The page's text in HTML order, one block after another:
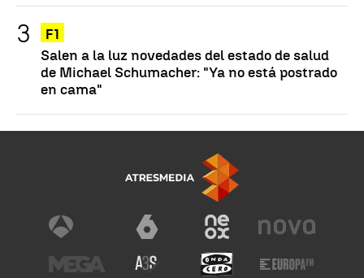
F1
Salen a la luz novedades del estado de salud
de Michael Schumacher: "Ya no está postrado
en cama"